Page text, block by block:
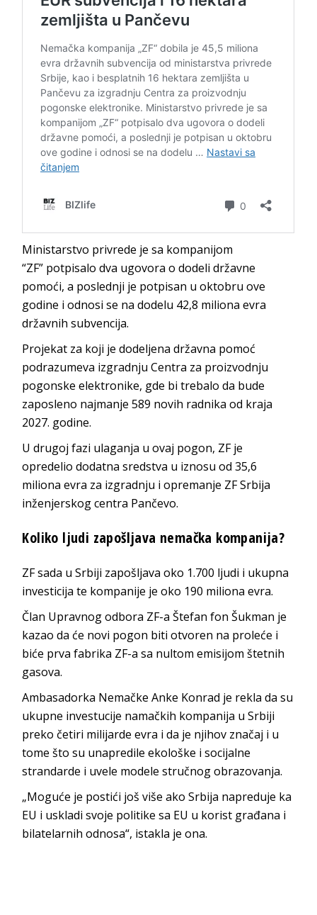
Ministarstvo privrede je sa kompanijom
“ZF” potpisalo dva ugovora o dodeli državne
pomoći, a poslednji je potpisan u oktobru ove
godine i odnosi se na dodelu 42,8 miliona evra
državnih subvencija.
Projekat za koji je dodeljena državna pomoć
podrazumeva izgradnju Centra za proizvodnju
pogonske elektronike, gde bi trebalo da bude
zaposleno najmanje 589 novih radnika od kraja
2027. godine.
U drugoj fazi ulaganja u ovaj pogon, ZF je
opredelio dodatna sredstva u iznosu od 35,6
miliona evra za izgradnju i opremanje ZF Srbija
inženjerskog centra Pančevo.
Koliko ljudi zapošljava nemačka kompanija?
ZF sada u Srbiji zapošljava oko 1.700 ljudi i ukupna
investicija te kompanije je oko 190 miliona evra.
Član Upravnog odbora ZF-a Štefan fon Šukman je
kazao da će novi pogon biti otvoren na proleće i
biće prva fabrika ZF-a sa nultom emisijom štetnih
gasova.
Ambasadorka Nemačke Anke Konrad je rekla da su
ukupne investucije namačkih kompanija u Srbiji
preko četiri milijarde evra i da je njihov značaj i u
tome što su unapredile ekološke i socijalne
strandarde i uvele modele stručnog obrazovanja.
„Moguće je postići još više ako Srbija napreduje ka
EU i uskladi svoje politike sa EU u korist građana i
bilatelarnih odnosa“, istakla je ona.